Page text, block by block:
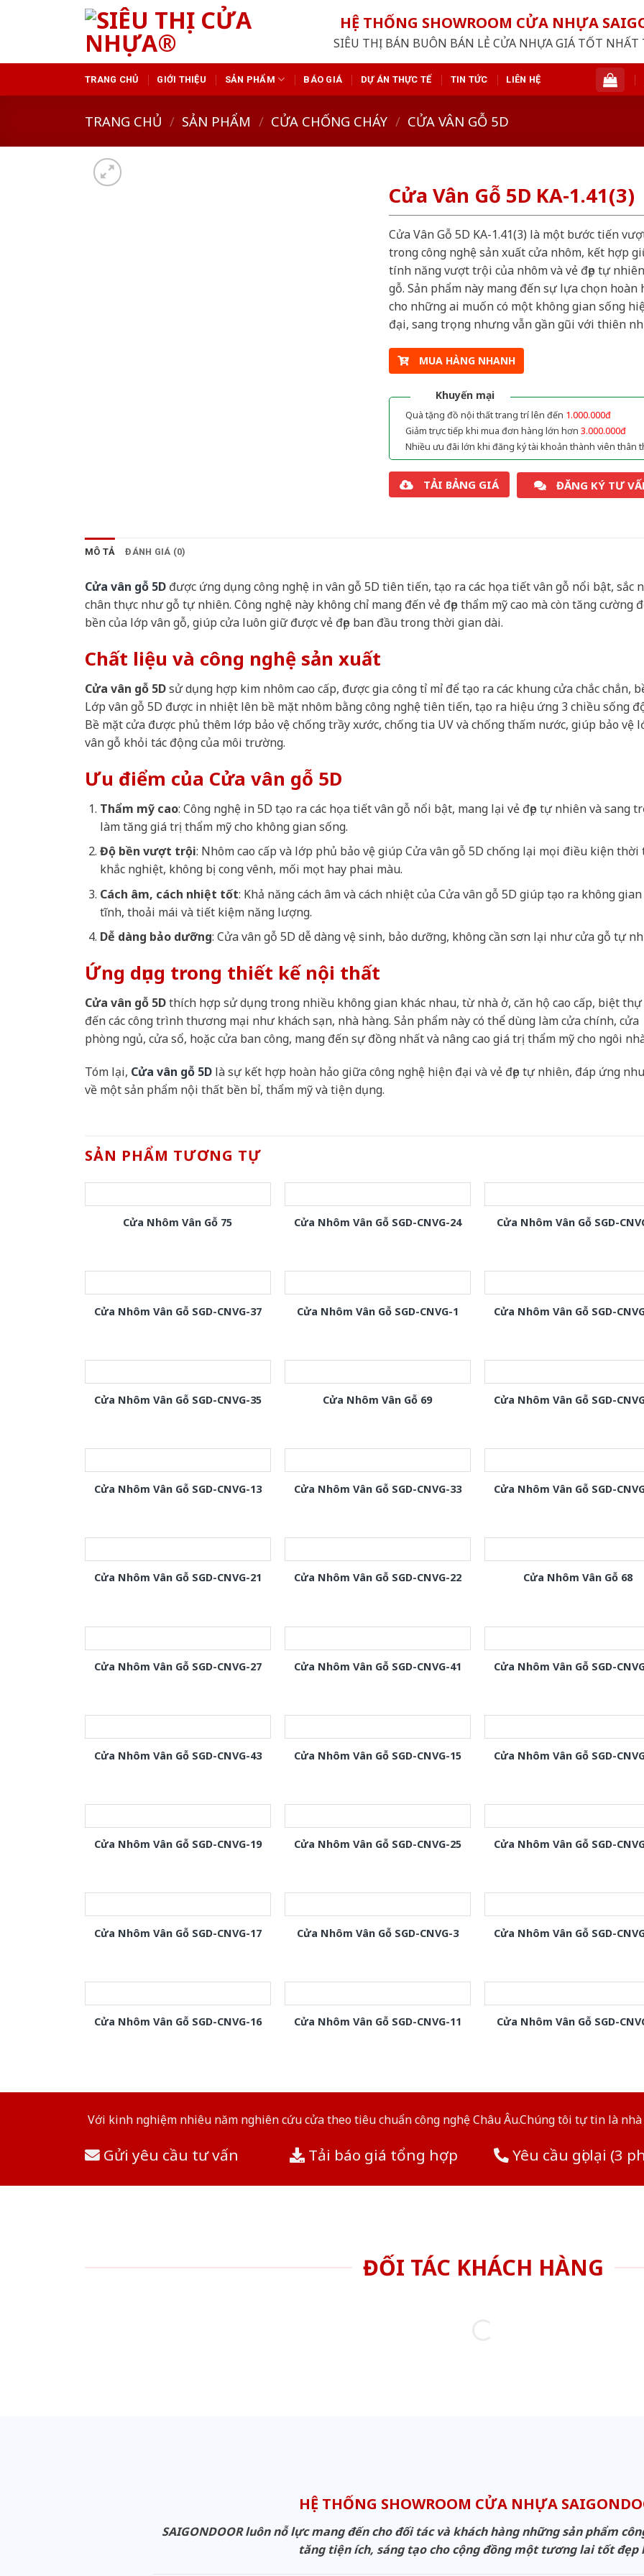
HỆ THỐNG SHOWROOM CỬA NHỰA
SIÊU THỊ BÁN BUÔN BÁN LẺ CỬA NHỰA GIÁ TỐT NHẤT
TRANG CHỦ GIỚI THIỆU SẢN PHẨM BÁO GIÁ DỰ ÁN THỰC TẾ TIN TỨC LIÊN HỆ
TRANG CHỦ / SẢN PHẨM / CỬA CHỐNG CHÁY / CỬA VÂN GỖ 5D
Cửa Vân Gỗ 5D KA-1.41(3)
Cửa Vân Gỗ 5D KA-1.41(3) là một bước tiến
trong công nghệ sản xuất cửa nhôm, kết hợp
tính năng vượt trội của nhôm và vẻ đẹp tự
gỗ. Sản phẩm này mang đến sự lựa chọn hoàn
cho những ai muốn có một không gian sống
đại, sang trọng nhưng vẫn gần gũi với thiên
MUA HÀNG NHANH
Khuyến mại
Quà tặng đồ nội thất trang trí lên đến 1.000.000đ
Giảm trực tiếp khi mua đơn hàng lớn hơn 3.000.000đ
Nhiều ưu đãi lớn khi đăng ký tài khoản thành viên thân
TẢI BẢNG GIÁ ĐĂNG KÝ TƯ
MÔ TẢ ĐÁNH GIÁ (0)
Cửa vân gỗ 5D được ứng dụng công nghệ in vân gỗ 5D tiên tiến, tạo ra các họa tiết vân gỗ nổi bật, sắc
chân thực như gỗ tự nhiên. Công nghệ này không chỉ mang đến vẻ đẹp thẩm mỹ cao mà còn tăng cường
bền của lớp vân gỗ, giúp cửa luôn giữ được vẻ đẹp ban đầu trong thời gian dài.
Chất liệu và công nghệ sản xuất
Cửa vân gỗ 5Dsử dụng hợp kim nhôm cao cấp, được gia công tỉ mỉ để tạo ra các khung cửa chắc chắn,
Lớp vân gỗ 5D được in nhiệt lên bề mặt nhôm bằng công nghệ tiên tiến, tạo ra hiệu ứng 3 chiều sống
Bề mặt cửa được phủ thêm lớp bảo vệ chống trầy xước, chống tia UV và chống thấm nước, giúp bảo vệ
vân gỗ khỏi tác động của môi trường.
Ưu điểm của Cửa vân gỗ 5D
Thẩm mỹ cao: Công nghệ in 5D tạo ra các họa tiết vân gỗ nổi bật, mang lại vẻ đẹp tự nhiên và sang
làm tăng giá trị thẩm mỹ cho không gian sống.
Độ bền vượt trội: Nhôm cao cấp và lớp phủ bảo vệ giúp Cửa vân gỗ 5D chống lại mọi điều kiện thời
khắc nghiệt, không bị cong vênh, mối mọt hay phai màu.
Cách âm, cách nhiệt tốt: Khả năng cách âm và cách nhiệt của Cửa vân gỗ 5D giúp tạo ra không
tĩnh, thoải mái và tiết kiệm năng lượng.
Dễ dàng bảo dưỡng: Cửa vân gỗ 5D dễ dàng vệ sinh, bảo dưỡng, không cần sơn lại như cửa gỗ tự
Ứng dụng trong thiết kế nội thất
Cửa vân gỗ 5Dthích hợp sử dụng trong nhiều không gian khác nhau, từ nhà ở, căn hộ cao cấp, biệt thự
đến các công trình thương mại như khách sạn, nhà hàng. Sản phẩm này có thể dùng làm cửa chính, cửa
phòng ngủ, cửa sổ, hoặc cửa ban công, mang đến sự đồng nhất và nâng cao giá trị thẩm mỹ cho ngôi
Tóm lại, Cửa vân gỗ 5D là sự kết hợp hoàn hảo giữa công nghệ hiện đại và vẻ đẹp tự nhiên, đáp ứng
về một sản phẩm nội thất bền bỉ, thẩm mỹ và tiện dụng.
SẢN PHẨM TƯƠNG TỰ
Cửa Nhôm Vân Gỗ 75 Cửa Nhôm Vân Gỗ SGD-CNVG-24 Cửa Nhôm Vân Gỗ SGD-
Cửa Nhôm Vân Gỗ SGD-CNVG-37 Cửa Nhôm Vân Gỗ SGD-CNVG-1 Cửa Nhôm Vân Gỗ SGD-
Cửa Nhôm Vân Gỗ SGD-CNVG-35 Cửa Nhôm Vân Gỗ 69 Cửa Nhôm Vân Gỗ SGD-
Cửa Nhôm Vân Gỗ SGD-CNVG-13 Cửa Nhôm Vân Gỗ SGD-CNVG-33 Cửa Nhôm Vân Gỗ SGD-
Cửa Nhôm Vân Gỗ SGD-CNVG-21 Cửa Nhôm Vân Gỗ SGD-CNVG-22 Cửa Nhôm Vân Gỗ 68
Cửa Nhôm Vân Gỗ SGD-CNVG-27 Cửa Nhôm Vân Gỗ SGD-CNVG-41 Cửa Nhôm Vân Gỗ SGD-
Cửa Nhôm Vân Gỗ SGD-CNVG-43 Cửa Nhôm Vân Gỗ SGD-CNVG-15 Cửa Nhôm Vân Gỗ SGD-
Cửa Nhôm Vân Gỗ SGD-CNVG-19 Cửa Nhôm Vân Gỗ SGD-CNVG-25 Cửa Nhôm Vân Gỗ SGD-
Cửa Nhôm Vân Gỗ SGD-CNVG-17 Cửa Nhôm Vân Gỗ SGD-CNVG-3 Cửa Nhôm Vân Gỗ SGD-
Cửa Nhôm Vân Gỗ SGD-CNVG-16 Cửa Nhôm Vân Gỗ SGD-CNVG-11 Cửa Nhôm Vân Gỗ SGD-
Với kinh nghiệm nhiêu năm nghiên cứu cửa theo tiêu chuẩn công nghệ Châu Âu.Chúng tôi tự tin là
Gửi yêu cầu tư vấn Tải báo giá tổng hợp Yêu cầu gọi lại (3
ĐỐI TÁC KHÁCH HÀNG
HỆ THỐNG SHOWROOM CỬA NHỰA
SAIGONDOOR luôn nỗ lực mang đến cho đối tác và khách hàng những sản phẩm
tăng tiện ích, sáng tạo cho cộng đồng một tương lai tốt đẹp